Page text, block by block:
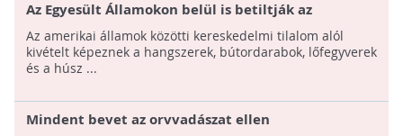
Az Egyesült Államokon belül is betiltják az
elefántcsont-kereskedelmet
Az amerikai államok közötti kereskedelmi tilalom alól
kivételt képeznek a hangszerek, bútordarabok, lőfegyverek
és a húsz ...
Mindent bevet az orvvadászat ellen